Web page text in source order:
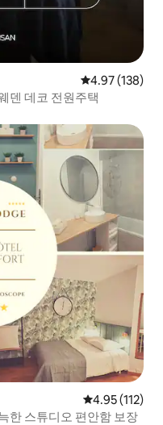
평점 4.97점(5
4.97 (138)
덴 데코 전원주택
평점 4.95점(5
4.95 (112)
한 스튜디오 편안함 보장